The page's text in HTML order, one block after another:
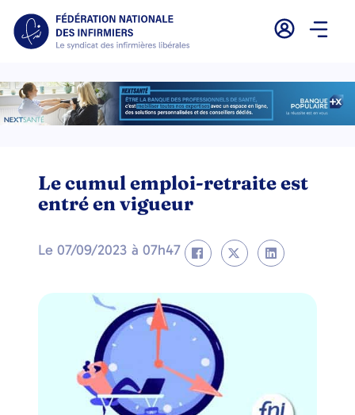
Le cumul emploi-retraite est
entré en vigueur
Le 07/09/2023 à 07h47